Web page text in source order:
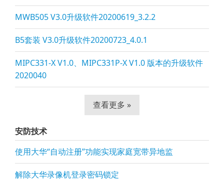
MWB505 V3.0升级软件20200619_3.2.2
B5套装 V3.0升级软件20200723_4.0.1
MIPC331-X V1.0、MIPC331P-X V1.0 版本的升级软件
2020040
查看更多 »
安防技术
使用大华“自动注册”功能实现家庭宽带异地监
解除大华录像机登录密码锁定